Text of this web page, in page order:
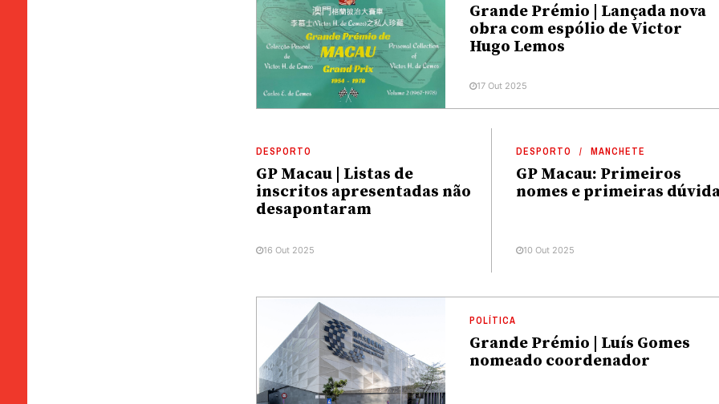
Grande Prémio | Lançada nova
obra com espólio de Victor
Hugo Lemos
17 Out 2025
DESPORTO
GP Macau | Listas de
inscritos apresentadas não
desapontaram
16 Out 2025
DESPORTO MANCHETE
GP Macau: Primeiros
nomes e primeiras
10 Out 2025
POLÍTICA
Grande Prémio | Luís Gomes
nomeado coordenador